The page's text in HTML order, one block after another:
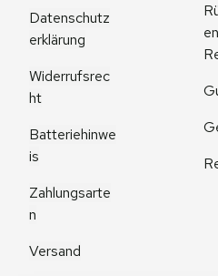
Datenschutz
erklärung
Widerrufsrec
ht
Batteriehinwe
is
Zahlungsarte
n
Versand